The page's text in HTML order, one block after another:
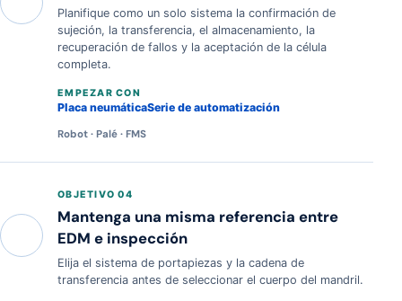
Planifique como un solo sistema la confirmación de
sujeción, la transferencia, el almacenamiento, la
recuperación de fallos y la aceptación de la célula
completa.
EMPEZAR CON
Placa neumáticaSerie de automatización
Robot · Palé · FMS
OBJETIVO 04
Mantenga una misma referencia entre
EDM e inspección
Elija el sistema de portapiezas y la cadena de
transferencia antes de seleccionar el cuerpo del mandril.